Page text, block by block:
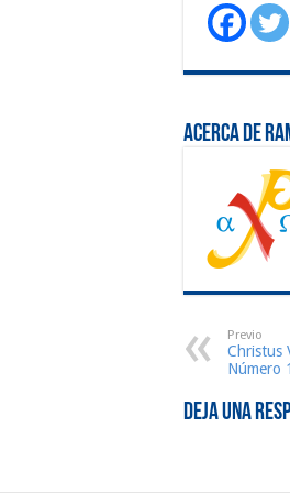
Acerca de
Previo
Christus
Número
Deja una